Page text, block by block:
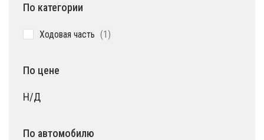
По категории
Ходовая часть 11
По цене
Н/Д
По автомобилю